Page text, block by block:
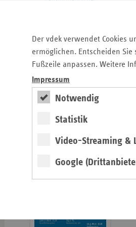
Der vdek verwendet Cookies
ermöglichen. Entscheiden
Fußzeile anpassen. Weitere
Impressum
Notwendig
Statistik
Video-Streaming &
Google
Archiv
Impressum Magazin
Informationen
erschienen
Broschüre